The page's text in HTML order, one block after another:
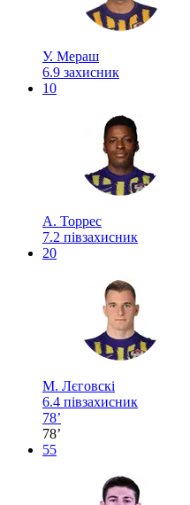
У. Мераш
6.9 захисник
10
А. Торрес
7.2 півзахисник
20
М. Лєговскі
6.4 півзахисник
78’
78’
55